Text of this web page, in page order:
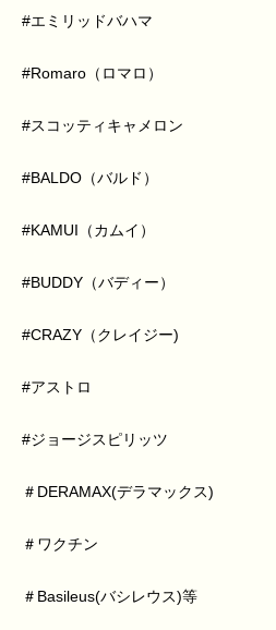
#エミリッドバハマ
#Romaro（ロマロ）
#スコッティキャメロン
#BALDO（バルド）
#KAMUI（カムイ）
#BUDDY（バディー）
#CRAZY（クレイジー)
#アストロ
#ジョージスピリッツ
＃DERAMAX(デラマックス)
＃ワクチン
＃Basileus(バシレウス)等